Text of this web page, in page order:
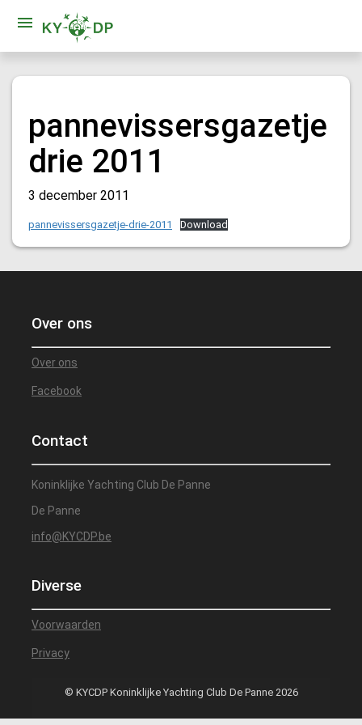
pannevissersgazetje
drie 2011
3 december 2011
pannevissersgazetje-drie-2011 Download
Over ons
Over ons
Facebook
Contact
Koninklijke Yachting Club De Panne
De Panne
info@KYCDP.be
Diverse
Voorwaarden
Privacy
© KYCDP Koninklijke Yachting Club De Panne 2026